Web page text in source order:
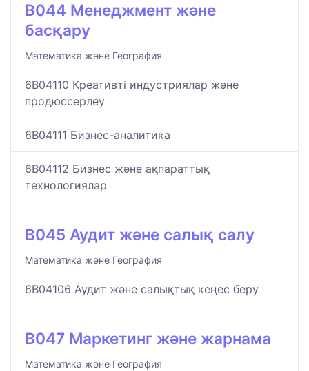
B044 Менеджмент және
басқару
Математика және География
6B04110 Креативті индустриялар және
продюссерлеу
6B04111 Бизнес-аналитика
6B04112 Бизнес және ақпараттық
технологиялар
B045 Аудит және салық салу
Математика және География
6B04106 Аудит және салықтық кеңес беру
B047 Маркетинг және жарнама
Математика және География